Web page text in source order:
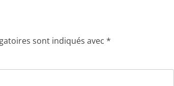
sont indiqués avec *